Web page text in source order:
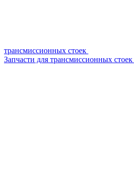
трансмиссионных стоек
Запчасти для трансмиссионных стоек